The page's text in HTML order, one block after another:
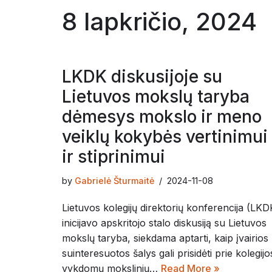
8 lapkričio, 2024
LKDK diskusijoje su
Lietuvos mokslų taryba
dėmesys mokslo ir meno
veiklų kokybės vertinimui
ir stiprinimui
by Gabrielė Šturmaitė 2024-11-08
Lietuvos kolegijų direktorių konferencija
inicijavo apskritojo stalo diskusiją su Lietuvos
mokslų taryba, siekdama aptarti, kaip įvairios
suinteresuotos šalys gali prisidėti prie
vykdomų mokslinių… Read More »